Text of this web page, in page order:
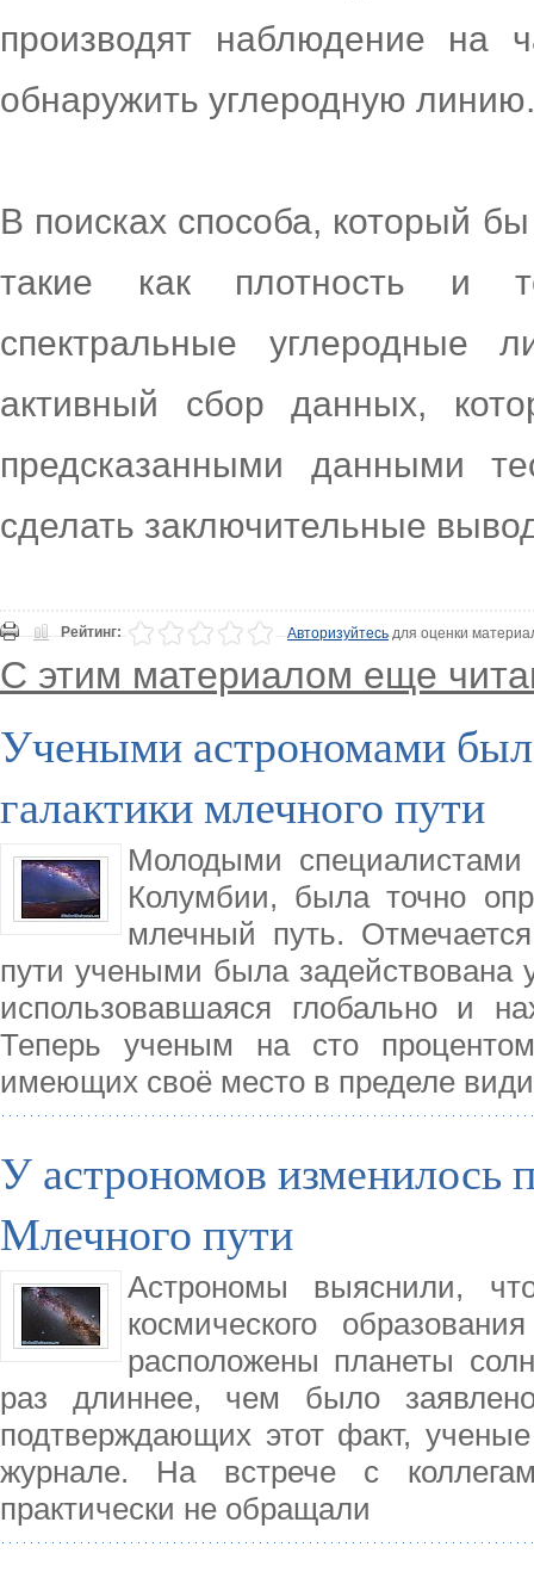
производят наблюдение на
обнаружить углеродную линию.
В поисках способа, который
такие как плотность и
спектральные
активный сбор данных,
предсказанными данными
сделать заключительные
Рейтинг: Авторизуйтесьдля оценки
С этим материалом еще
Учеными астрономами
галактики млечного пути
Молодыми специалистами
Колумбии, была точно
млечный путь.
пути учеными была задействована
использовавшаяся глобально и
Теперь ученым на сто
имеющих своё место в пределе
У астрономов изменилось
Млечного пути
Астрономы выяснили,
космического
расположены планеты
раз длиннее, чем было
подтверждающих этот факт,
журнале. На встрече с
практически не обращали